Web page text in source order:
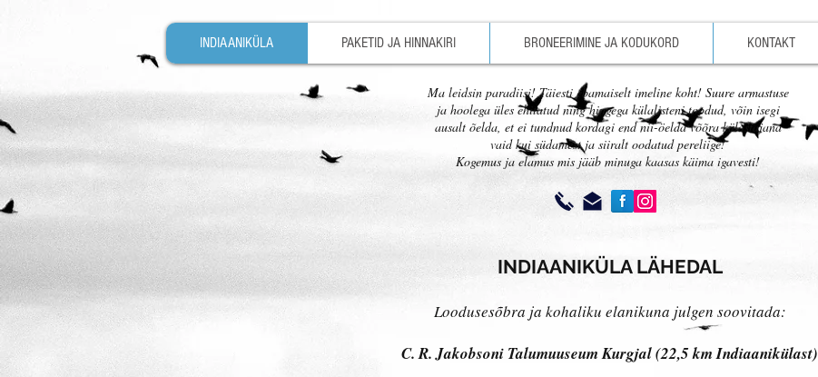
INDIAANIKÜLA PAKETID JA HINNAKIRI BRONEERIMINE JA KODUKORD KONTAKT
Ma leidsin paradiisi! Täiesti ebamaiselt imeline koht! Suure armastuse
ja hoolega üles ehitatud ning hingega külalisteni toodud, võin isegi
ausalt õelda, et ei tundnud kordagi end nii-öelda võõra külastajana
vaid kui südamest ja siiralt oodatud pereliige!
Kogemus ja elamus mis jääb minuga kaasas käima igavesti!
INDIAANIKÜLA LÄHEDAL
Loodusesõbra ja kohaliku elanikuna julgen soovitada:
C. R. Jakobsoni Talumuuseum Kurgjal (22,5 km Indiaanikülast)